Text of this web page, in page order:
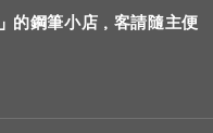
的鋼筆小店，客請隨主便